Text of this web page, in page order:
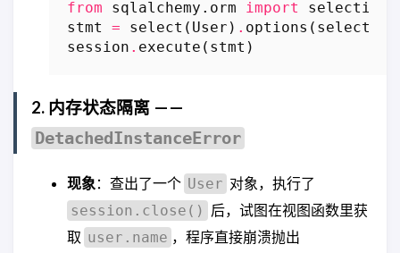
from sqlalchemy.orm import
stmt
= select ( User ) . options (
session . execute ( stmt )
2. 内存状态隔离 ——
DetachedInstanceError
现象 ：查出了一个 User 对象，执行了
session.close() 后，试图在视图函数里获
取 user.name ，程序直接崩溃抛出